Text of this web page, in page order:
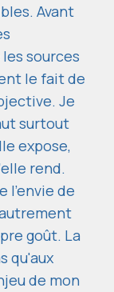
Avant
sources
le fait de
Je
surtout
expose,
rend.
l'envie de
goût. La
qu'aux
de mon